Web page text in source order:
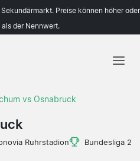
Preise können höher oder
der Nennwert.
vs Osnabruck
Ruhrstadion
Bundesliga 2